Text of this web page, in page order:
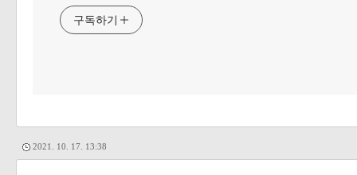
구독하기
2021. 10. 17. 13:38